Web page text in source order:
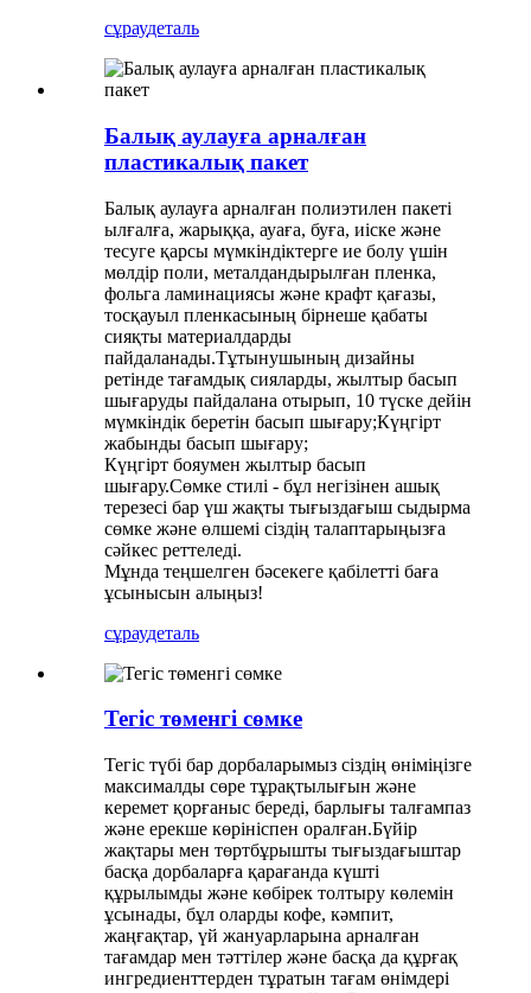
сұраудеталь
Балық аулауға арналған
пластикалық пакет
Балық аулауға арналған полиэтилен пакеті
ылғалға, жарыққа, ауаға, буға, иіске және
тесуге қарсы мүмкіндіктерге ие болу үшін
мөлдір поли, металдандырылған пленка,
фольга ламинациясы және крафт қағазы,
тосқауыл пленкасының бірнеше қабаты
сияқты материалдарды
пайдаланады.Тұтынушының дизайны
ретінде тағамдық сияларды, жылтыр басып
шығаруды пайдалана отырып, 10 түске дейін
мүмкіндік беретін басып шығару;Күңгірт
жабынды басып шығару;
Күңгірт бояумен жылтыр басып
шығару.Сөмке стилі - бұл негізінен ашық
терезесі бар үш жақты тығыздағыш сыдырма
сөмке және өлшемі сіздің талаптарыңызға
сәйкес реттеледі.
Мұнда теңшелген бәсекеге қабілетті баға
ұсынысын алыңыз!
сұраудеталь
Тегіс төменгі сөмке
Тегіс түбі бар дорбаларымыз сіздің өніміңізге
максималды сөре тұрақтылығын және
керемет қорғаныс береді, барлығы талғампаз
және ерекше көрініспен оралған.Бүйір
жақтары мен төртбұрышты тығыздағыштар
басқа дорбаларға қарағанда күшті
құрылымды және көбірек толтыру көлемін
ұсынады, бұл оларды кофе, кәмпит,
жаңғақтар, үй жануарларына арналған
тағамдар мен тәттілер және басқа да құрғақ
ингредиенттерден тұратын тағам өнімдері